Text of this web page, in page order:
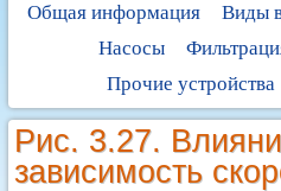
Общая информация Виды
Насосы
Прочие устройства
Рис. 3.27.
зависимость